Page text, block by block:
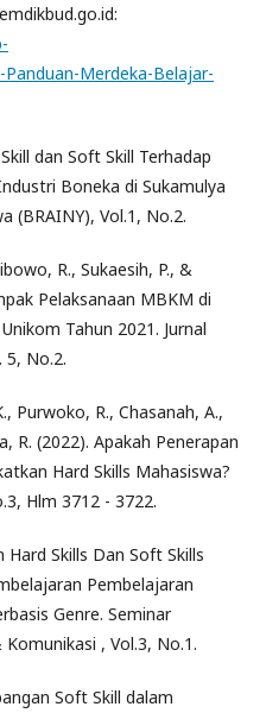
Merdeka-Belajar-
dan Soft Skill Terhadap
Boneka di Sukamulya
(BRAINY), Vol.1, No.2.
R., Sukaesih, P., &
Pelaksanaan MBKM di
Tahun 2021. Jurnal
5, No.2.
Purwoko, R., Chasanah, A.,
R. (2022). Apakah Penerapan
Hard Skills Mahasiswa?
Hlm 3712 - 3722.
Hard Skills Dan Soft Skills
Pembelajaran
Genre. Seminar
, Vol.3, No.1.
Soft Skill dalam